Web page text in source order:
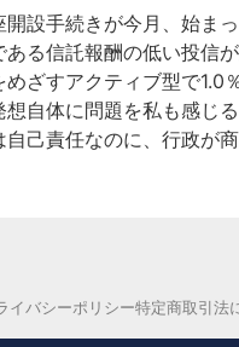
開設手続きが今月、始
る信託報酬の低い投信
ざすアクティブ型で1.0
自体に問題を私も感じ
己責任なのに、行政が
イバシーポリシー特定商取引法